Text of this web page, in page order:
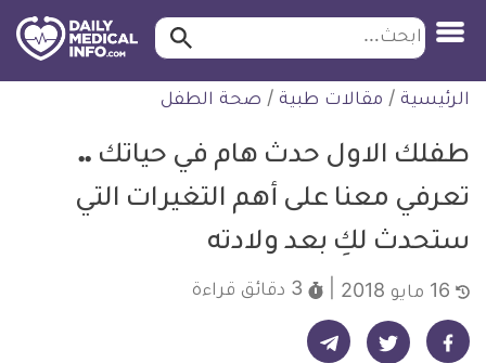
التخطي
للمحتوى
ابحث ابحث…
الرئيسية / مقالات طبية / صحة الطفل
طفلك الاول حدث هام في حياتك ..
تعرفي معنا على أهم التغيرات التي
ستحدث لكِ بعد ولادته
3 دقائق قراءة
شارك على فيسبوك - ديلي ميديكال انفو شارك على تويتر - ديلي ميديكال انفو شارك على تيليجرام - ديلي ميديكال انفو